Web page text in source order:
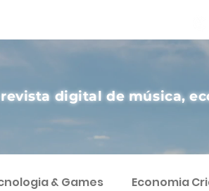
revista digital de música,
& Games Economia